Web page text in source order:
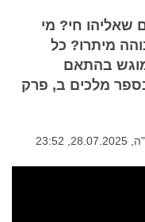
שאליהו חי? מי
מיתרו? כל
בהתאם
בספר מלכים ב, פרק